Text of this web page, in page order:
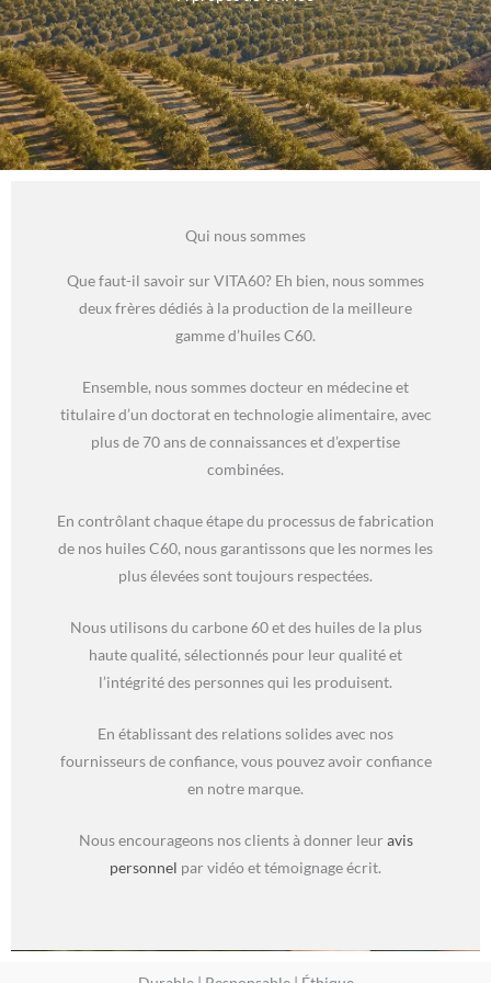
Qui nous sommes
Que faut-il savoir sur VITA60? Eh bien, nous sommes
deux frères dédiés à la production de la meilleure
gamme d’huiles C60.
Ensemble, nous sommes docteur en médecine et
titulaire d’un doctorat en technologie alimentaire, avec
plus de 70 ans de connaissances et d’expertise
combinées.
En contrôlant chaque étape du processus de fabrication
de nos huiles C60, nous garantissons que les normes les
plus élevées sont toujours respectées.
Nous utilisons du carbone 60 et des huiles de la plus
haute qualité, sélectionnés pour leur qualité et
l’intégrité des personnes qui les produisent.
En établissant des relations solides avec nos
fournisseurs de confiance, vous pouvez avoir confiance
en notre marque.
Nous encourageons nos clients à donner leur avis
personnel par vidéo et témoignage écrit.